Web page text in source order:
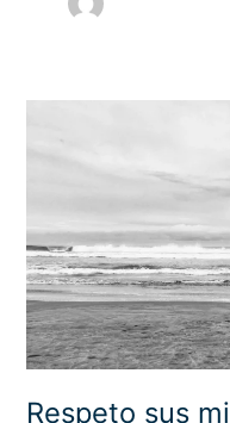
Respeto sus
los
empujo
a
ser
valientes?